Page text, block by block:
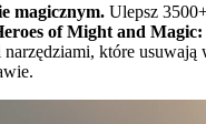
magicznym. Ulepsz
of Might and
narzędziami, które usuwają